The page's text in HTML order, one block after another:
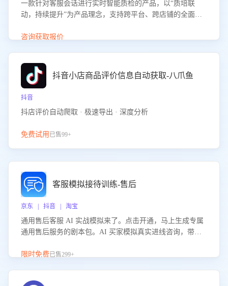
一款针对客服会话进行实时智能质检的产品，以“质培联
动，持续提升”为产品理念，支持跨平台、跨店铺的全面、
升客服团队的销服能力。
咨询获取报价
抖音小店商品评价信息自动获取-八爪鱼
抖音
抖店评价自动爬取 · 极速导出 · 深度分析
免费试用 已售99+
客服模拟接待训练-售后
京东 | 抖音 | 淘宝
通用售后客服 AI 实战模拟来了。点击开通，马上生成专属
通用售后服务的剧本包。AI 买家模拟真实进线咨询，带您
的应对要点，轻松提升服务能力。
限时免费已售299+